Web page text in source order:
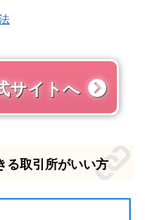
サイトへ
る取引所がいい方